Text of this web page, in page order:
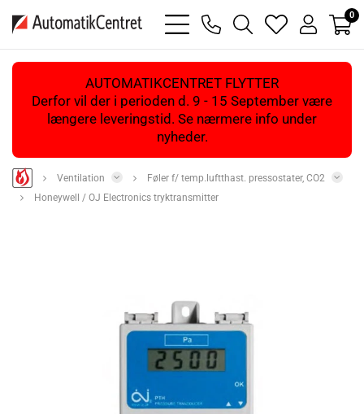
bars
light
phone
magnifying
glass
heart
light
user
light
0
AUTOMATIKCENTRET FLYTTER
Derfor vil der i perioden d. 9 - 15 September være
længere leveringstid. Se nærmere info under
nyheder.
Ventilation
Føler f/ temp.luftthast. pressostater, CO2
Honeywell / OJ Electronics tryktransmitter